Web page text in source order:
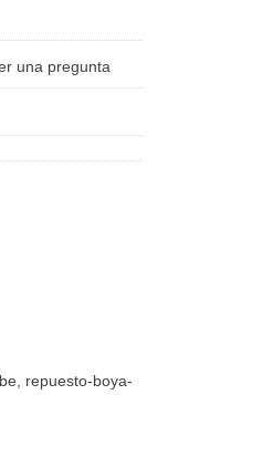
una pregunta
repuesto-boya-